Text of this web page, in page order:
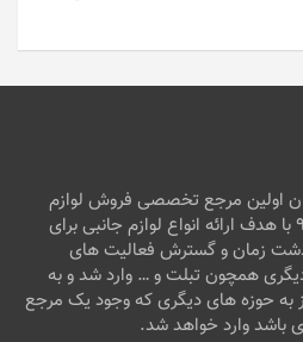
اولین مرجع تخصصی فروش لوازم
جانبی فعالیت خود را از سال ۹۸ با هدف ارائه انواع لوازم جانبی برای
زمان و گسترش فعالیت های
همچون تبلت و … وارد شد و به
به حوزه های دیگری که وجود یک مرجع
باشد وارد خواهد شد.